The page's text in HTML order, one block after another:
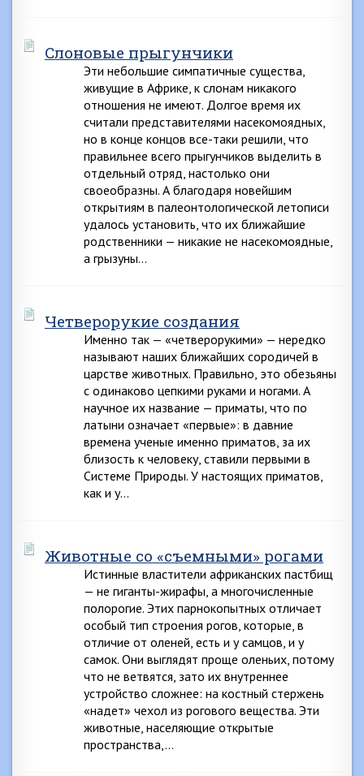
Слоновые прыгунчики
Эти небольшие симпатичные существа,
живущие в Африке, к слонам никакого
отношения не имеют. Долгое время их
считали представителями насекомоядных,
но в конце концов все-таки решили, что
правильнее всего прыгунчиков выделить в
отдельный отряд, настолько они
своеобразны. А благодаря новейшим
открытиям в палеонтологической летописи
удалось установить, что их ближайшие
родственники — никакие не насекомоядные,
а грызуны…
Четверорукие создания
Именно так — «четверорукими» — нередко
называют наших ближайших сородичей в
царстве животных. Правильно, это обезьяны
с одинаково цепкими руками и ногами. А
научное их название — приматы, что по
латыни означает «первые»: в давние
времена ученые именно приматов, за их
близость к человеку, ставили первыми в
Системе Природы. У настоящих приматов,
как и у…
Животные со «съемными» рогами
Истинные властители африканских пастбищ
— не гиганты-жирафы, а многочисленные
полорогие. Этих парнокопытных отличает
особый тип строения рогов, которые, в
отличие от оленей, есть и у самцов, и у
самок. Они выглядят проще оленьих, потому
что не ветвятся, зато их внутреннее
устройство сложнее: на костный стержень
«надет» чехол из рогового вещества. Эти
животные, населяющие открытые
пространства,…